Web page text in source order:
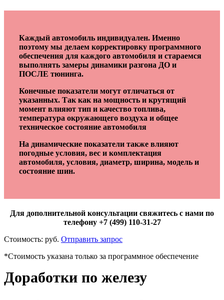
Каждый автомобиль индивидуален. Именно
поэтому мы делаем корректировку программного
обеспечения для каждого автомобиля и стараемся
выполнять замеры динамики разгона ДО и
ПОСЛЕ тюнинга.
Конечные показатели могут отличаться от
указанных. Так как на мощность и крутящий
момент влияют тип и качество топлива,
температура окружающего воздуха и общее
техническое состояние автомобиля
На динамические показатели также влияют
погодные условия, вес и комплектация
автомобиля, условия, диаметр, ширина, модель и
состояние шин.
Для дополнительной консультации свяжитесь с нами по
телефону +7 (499) 110-31-27
Стоимость: руб. Отправить запрос
*Стоимость указана только за программное обеспечение
Доработки по железу